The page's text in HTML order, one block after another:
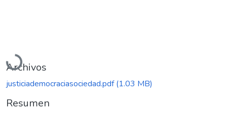
Cargando...
Archivos
justiciademocraciasociedad.pdf(1.03 MB)
Resumen